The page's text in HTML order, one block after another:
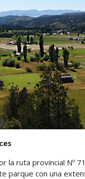
la ruta provincial Nº
parque con una